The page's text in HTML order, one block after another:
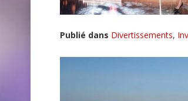
Publié dans Divertissements,